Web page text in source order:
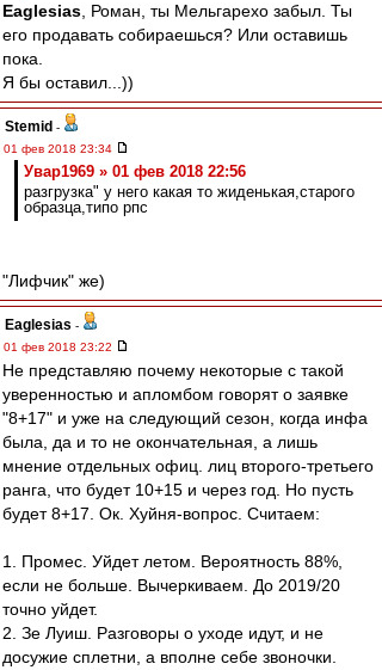
Eaglesias , Роман, ты Мельгарехо забыл. Ты
его продавать собираешься? Или оставишь
пока.
Я бы оставил...))
Stemid -
01 фев 2018 23:34
Увар1969 » 01 фев 2018 22:56
разгрузка" у него какая то жиденькая,старого
образца,типо рпс
"Лифчик" же)
Eaglesias -
01 фев 2018 23:22
Не представляю почему некоторые с такой
уверенностью и апломбом говорят о заявке
"8+17" и уже на следующий сезон, когда инфа
была, да и то не окончательная, а лишь
мнение отдельных офиц. лиц второго-третьего
ранга, что будет 10+15 и через год. Но пусть
будет 8+17. Ок. Хуйня-вопрос. Считаем:
1. Промес. Уйдет летом. Вероятность 88%,
если не больше. Вычеркиваем. До 2019/20
точно уйдет.
2. Зе Луиш. Разговоры о уходе идут, и не
досужие сплетни, а вполне себе звоночки.